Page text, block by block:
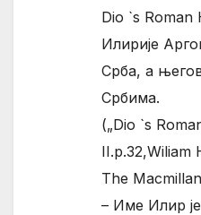
Dio `s
Илирије
Срба, а
Србима.
(„Dio `s
II.p.32,Wiliam
The
– Име Илир